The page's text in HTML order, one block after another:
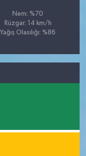
Nem: %70
Rüzgar: 14 km/h
Yağış Olasılığı: %86